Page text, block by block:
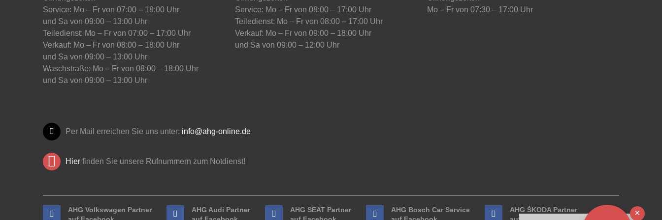
Service: Mo – Fr von 07:00 – 18:00 Uhr
und Sa von 09:00 – 13:00 Uhr
Teiledienst: Mo – Fr von 07:00 – 17:00 Uhr
Verkauf: Mo – Fr von 08:00 – 18:00 Uhr
und Sa von 09:00 – 13:00 Uhr
Waschstraße: Mo – Fr von 08:00 – 18:00 Uhr
und Sa von 09:00 – 13:00 Uhr
Service: Mo – Fr von 08:00 – 17:00 Uhr
Teiledienst: Mo – Fr von 08:00 – 17:00 Uhr
Verkauf: Mo – Fr von 09:00 – 18:00 Uhr
und Sa von 09:00 – 12:00 Uhr
Mo – Fr von 07:30 – 17:00 Uhr
Per Mail erreichen Sie uns unter: info@ahg-online.de
Hier finden Sie unsere Rufnummern zum Notdienst!
AHG Volkswagen Partner
AHG Audi Partner
AHG SEAT Partner
AHG Bosch Car Service
AHG ŠKODA Partner